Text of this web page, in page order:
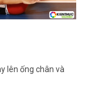
lên ống chân và